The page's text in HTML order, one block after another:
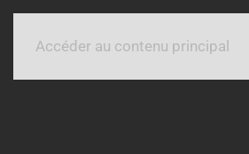
Accéder au contenu principal